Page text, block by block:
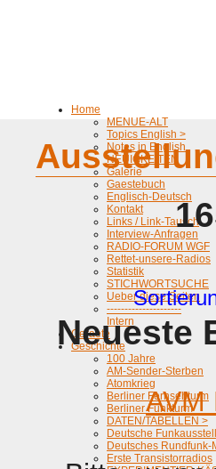
Home
MENUE-ALT
Topics English >
Notes in English
NEUIGKEITEN
Galerie
Gaestebuch
Englisch-Deutsch
Kontakt
Links / Link-Tausch
Interview-Anfragen
RADIO-FORUM WGF
Rettet-unsere-Radios
Statistik
STICHWORTSUCHE
Ueber diese Seiten
---------------------
Intern
Geraete
Geschichte
100 Jahre
AM-Sender-Sterben
Atomkrieg
Berliner Fernsehturm
Berliner Funkturm
DATEN/TABELLEN >
Deutsche
Deutsches Rundfunk-
Erste Transistorradios
Neueste
AVM